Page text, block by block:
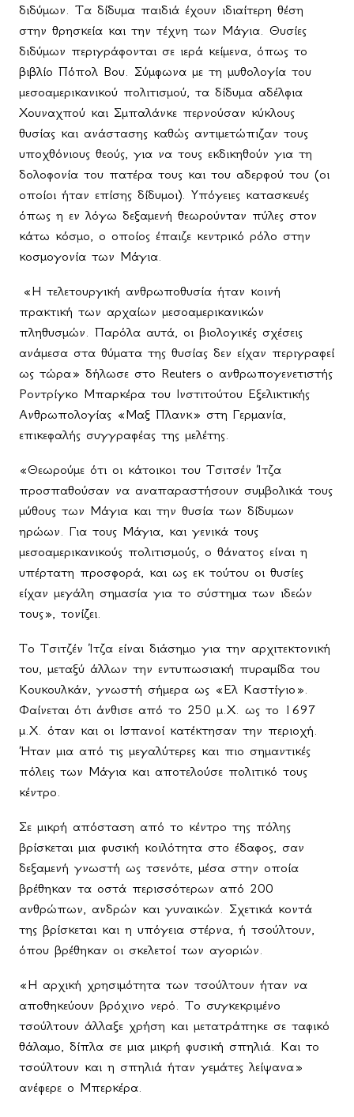
διδύμων. Τα δίδυμα παιδιά έχουν ιδιαίτερη θέση
στην θρησκεία και την τέχνη των Μάγια. Θυσίες
διδύμων περιγράφονται σε ιερά κείμενα, όπως το
βιβλίο Πόπολ Βου. Σύμφωνα με τη μυθολογία του
μεσοαμερικανικού πολιτισμού, τα δίδυμα αδέλφια
Χουναχπού και Σμπαλάνκε περνούσαν κύκλους
θυσίας και ανάστασης καθώς αντιμετώπιζαν τους
υποχθόνιους θεούς, για να τους εκδικηθούν για τη
δολοφονία του πατέρα τους και του αδερφού του (οι
οποίοι ήταν επίσης δίδυμοι). Υπόγειες κατασκευές
όπως η εν λόγω δεξαμενή θεωρούνταν πύλες στον
κάτω κόσμο, ο οποίος έπαιζε κεντρικό ρόλο στην
κοσμογονία των Μάγια.
«Η τελετουργική ανθρωποθυσία ήταν κοινή
πρακτική των αρχαίων μεσοαμερικανικών
πληθυσμών. Παρόλα αυτά, οι βιολογικές σχέσεις
ανάμεσα στα θύματα της θυσίας δεν είχαν περιγραφεί
ως τώρα» δήλωσε στο Reuters ο ανθρωπογενετιστής
Ροντρίγκο Μπαρκέρα του Ινστιτούτου Εξελικτικής
Ανθρωπολογίας «Μαξ Πλανκ» στη Γερμανία,
επικεφαλής συγγραφέας της μελέτης.
«Θεωρούμε ότι οι κάτοικοι του Τσιτσέν Ίτζα
προσπαθούσαν να αναπαραστήσουν συμβολικά τους
μύθους των Μάγια και την θυσία των δίδυμων
ηρώων. Για τους Μάγια, και γενικά τους
μεσοαμερικανικούς πολιτισμούς, ο θάνατος είναι η
υπέρτατη προσφορά, και ως εκ τούτου οι θυσίες
είχαν μεγάλη σημασία για το σύστημα των ιδεών
τους», τονίζει.
Το Τσιτζέν Ίτζα είναι διάσημο για την αρχιτεκτονική
του, μεταξύ άλλων την εντυπωσιακή πυραμίδα του
Κουκουλκάν, γνωστή σήμερα ως «Ελ Καστίγιο».
Φαίνεται ότι άνθισε από το 250 μ.Χ. ως το 1697
μ.Χ. όταν και οι Ισπανοί κατέκτησαν την περιοχή.
Ήταν μια από τις μεγαλύτερες και πιο σημαντικές
πόλεις των Μάγια και αποτελούσε πολιτικό τους
κέντρο.
Σε μικρή απόσταση από το κέντρο της πόλης
βρίσκεται μια φυσική κοιλότητα στο έδαφος, σαν
δεξαμενή γνωστή ως τσενότε, μέσα στην οποία
βρέθηκαν τα οστά περισσότερων από 200
ανθρώπων, ανδρών και γυναικών. Σχετικά κοντά
της βρίσκεται και η υπόγεια στέρνα, ή τσούλτουν,
όπου βρέθηκαν οι σκελετοί των αγοριών.
«Η αρχική χρησιμότητα των τσούλτουν ήταν να
αποθηκεύουν βρόχινο νερό. Το συγκεκριμένο
τσούλτουν άλλαξε χρήση και μετατράπηκε σε ταφικό
θάλαμο, δίπλα σε μια μικρή φυσική σπηλιά. Και το
τσούλτουν και η σπηλιά ήταν γεμάτες λείψανα»
ανέφερε ο Μπερκέρα.